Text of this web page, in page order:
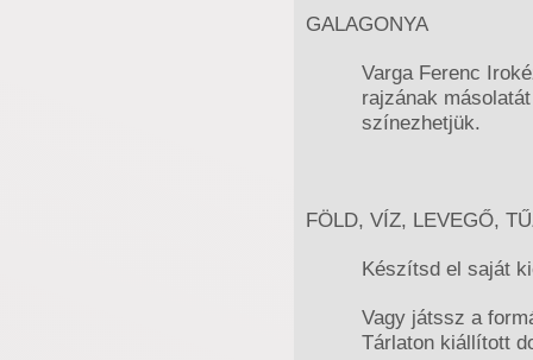
GALAGONYA
Varga Ferenc
rajzának
színezhetjük.
FÖLD, VÍZ, LEVEGŐ,
Készítsd el saját
Vagy játssz a
Tárlaton kiállított